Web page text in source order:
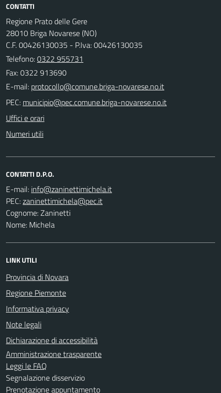
CONTATTI
Regione Prato delle Gere
28010 Briga Novarese (NO)
C.F. 00426130035 - P.Iva: 00426130035
Telefono:0322 955731
Fax: 0322 913690
E-mail:
PEC:
Uffici e orari
Numeri utili
CONTATTI D.P.O.
E-mail:
PEC:
Cognome: Zaninetti
Nome: Michela
LINK UTILI
Provincia di Novara
Regione Piemonte
Informativa privacy
Note legali
Dichiarazione di accessibilità
Amministrazione trasparente
Leggi le FAQ
Segnalazione disservizio
Prenotazione appuntamento